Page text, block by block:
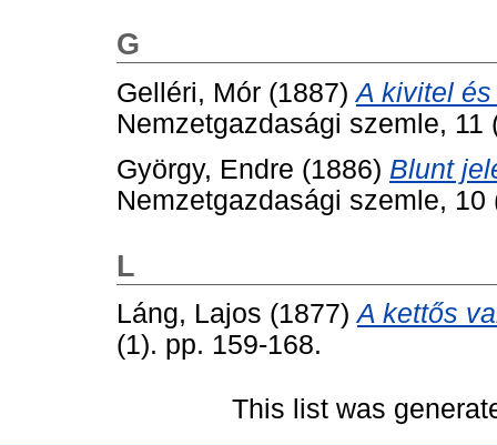
G
Gelléri, Mór (1887)A kivitel
Nemzetgazdasági szemle, 11
György, Endre (1886) Blunt
Nemzetgazdasági szemle, 10
L
Láng, Lajos (1877)A kettős
(1). pp. 159-168.
This list was